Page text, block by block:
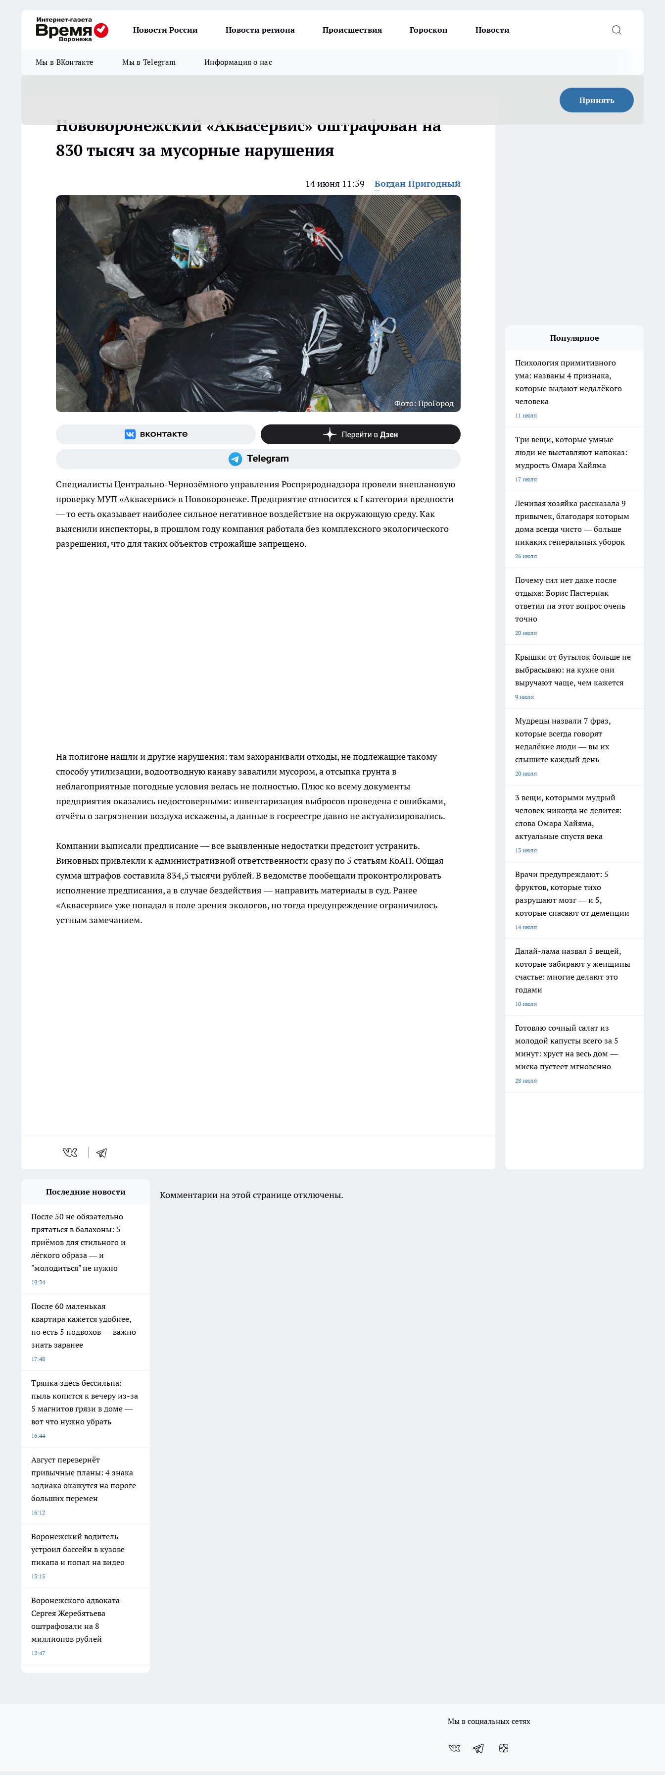
Новости России Новости региона Происшествия Гороскоп Новости
Мы в ВКонтакте Мы в Telegram Информация о нас
Принять
Нововоронежский «Аквасервис» оштрафован на
830 тысяч за мусорные нарушения
14 июня 11:59 Богдан Пригодный
Фото: ПроГород
Специалисты Центрально-Чернозёмного управления Росприроднадзора провели внеплановую
проверку МУП «Аквасервис» в Нововоронеже. Предприятие относится к I категории вредности
— то есть оказывает наиболее сильное негативное воздействие на окружающую среду. Как
выяснили инспекторы, в прошлом году компания работала без комплексного экологического
разрешения, что для таких объектов строжайше запрещено.
На полигоне нашли и другие нарушения: там захоранивали отходы, не подлежащие такому
способу утилизации, водоотводную канаву завалили мусором, а отсыпка грунта в
неблагоприятные погодные условия велась не полностью. Плюс ко всему документы
предприятия оказались недостоверными: инвентаризация выбросов проведена с ошибками,
отчёты о загрязнении воздуха искажены, а данные в госреестре давно не актуализировались.
Компании выписали предписание — все выявленные недостатки предстоит устранить.
Виновных привлекли к административной ответственности сразу по 5 статьям КоАП. Общая
сумма штрафов составила 834,5 тысячи рублей. В ведомстве пообещали проконтролировать
исполнение предписания, а в случае бездействия — направить материалы в суд. Ранее
«Аквасервис» уже попадал в поле зрения экологов, но тогда предупреждение ограничилось
устным замечанием.
Популярное
Психология примитивного
ума: названы 4 признака,
которые выдают недалёкого
человека
11 июля
Три вещи, которые умные
люди не выставляют напоказ:
мудрость Омара Хайяма
17 июля
Ленивая хозяйка рассказала 9
привычек, благодаря которым
дома всегда чисто — больше
никаких генеральных уборок
26 июля
Почему сил нет даже после
отдыха: Борис Пастернак
ответил на этот вопрос очень
точно
20 июля
Крышки от бутылок больше не
выбрасываю: на кухне они
выручают чаще, чем кажется
9 июля
Мудрецы назвали 7 фраз,
которые всегда говорят
недалёкие люди — вы их
слышите каждый день
20 июля
3 вещи, которыми мудрый
человек никогда не делится:
слова Омара Хайяма,
актуальные спустя века
13 июля
Врачи предупреждают: 5
фруктов, которые тихо
разрушают мозг — и 5,
которые спасают от деменции
14 июля
Далай-лама назвал 5 вещей,
которые забирают у женщины
счастье: многие делают это
годами
10 июля
Готовлю сочный салат из
молодой капусты всего за 5
минут: хруст на весь дом —
миска пустеет мгновенно
28 июля
Последние новости
После 50 не обязательно
прятаться в балахоны: 5
приёмов для стильного и
лёгкого образа — и
"молодиться" не нужно
19:24
После 60 маленькая
квартира кажется удобнее,
но есть 5 подвохов — важно
знать заранее
17:48
Тряпка здесь бессильна:
пыль копится к вечеру из-за
5 магнитов грязи в доме —
вот что нужно убрать
16:44
Август перевернёт
привычные планы: 4 знака
зодиака окажутся на пороге
больших перемен
16:12
Воронежский водитель
устроил бассейн в кузове
пикапа и попал на видео
13:15
Воронежского адвоката
Сергея Жеребятьева
оштрафовали на 8
миллионов рублей
12:47
Комментарии на этой странице отключены.
Мы в социальных сетях